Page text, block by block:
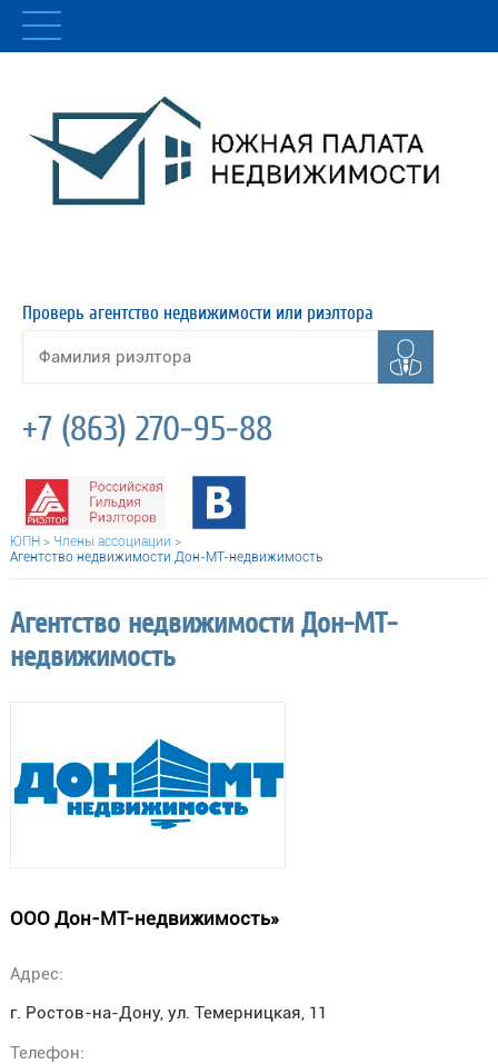
Проверь агентство недвижимости или риэлтора
+7 (863) 270-95-88
ЮПН > Члены ассоциации >
Агентство недвижимости Дон-МТ-недвижимость
Агентство недвижимости Дон-МТ-
недвижимость
ООО Дон-МТ-недвижимость»
Адрес:
г. Ростов-на-Дону, ул. Темерницкая, 11
Телефон: